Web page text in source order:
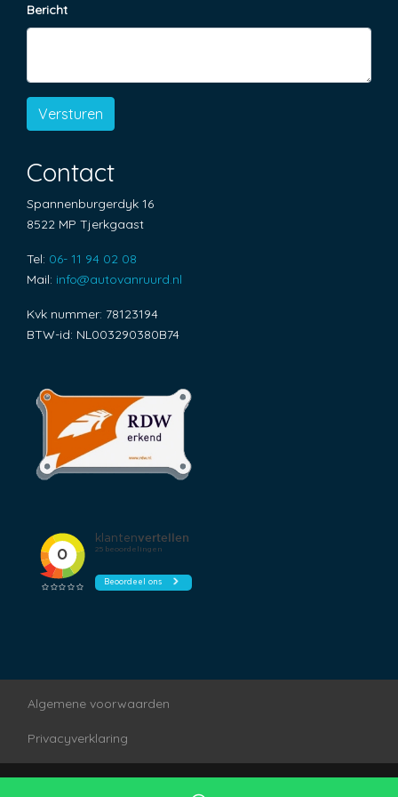
Tussenschot volledig
Overige
Bestuurdersairbag
Bluetooth
Elektronisch stabiliteits programma
Hoofd airbag(s) achter
Hoofd airbag(s) voor
Hoofd airbag(s) voor en achter
Bericht
Versturen
Contact
Spannenburgerdyk 16
8522 MP Tjerkgaast
Tel: 06- 11 94 02 08
Mail: info@autovanruurd.nl
Kvk nummer: 78123194
BTW-id: NL003290380B74
Algemene voorwaarden
Privacyverklaring